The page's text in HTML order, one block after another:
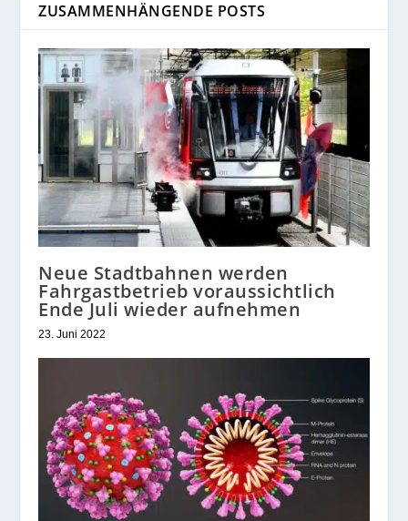
ZUSAMMENHÄNGENDE POSTS
Neue Stadtbahnen werden
Fahrgastbetrieb voraussichtlich
Ende Juli wieder aufnehmen
23. Juni 2022